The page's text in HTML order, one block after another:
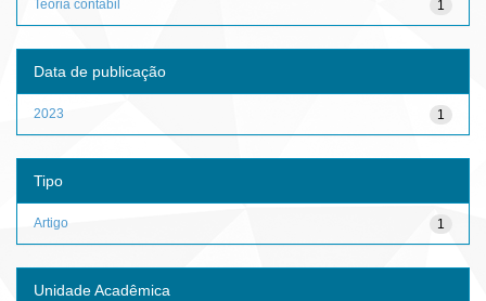
1
Teoria contábil
Data de publicação
1
2023
Tipo
1
Artigo
Unidade Acadêmica